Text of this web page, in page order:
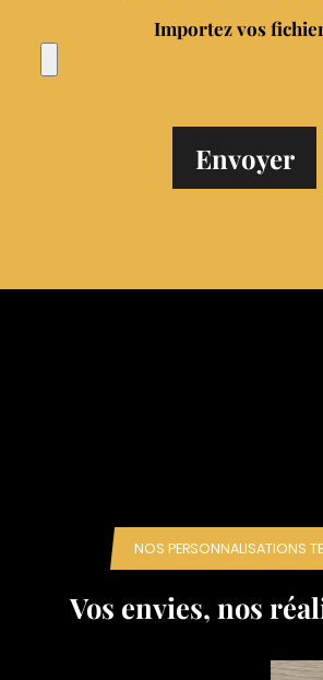
Importez vos
NOS PERSONNALISATIONS
Vos envies, nos